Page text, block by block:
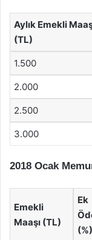
Aylık Emekli
(TL)
1.500
2.000
2.500
3.000
2018 Ocak
Emekli
Maaşı (TL)
Ek
(%)